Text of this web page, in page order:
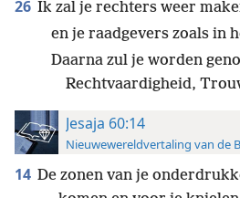
26 Ik zal je rechters weer
en je raadgevers zoals in
Daarna zul je worden
Rechtvaardigheid,
Jesaja 60:14
Nieuwewereldvertaling van de
14 De zonen van je